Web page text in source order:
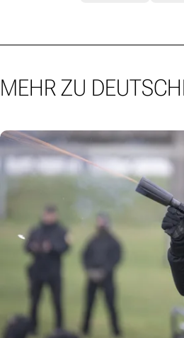
MEHR ZU